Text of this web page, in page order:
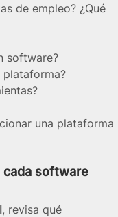
de empleo? ¿Qué
software?
plataforma?
una plataforma
cada software
, revisa qué